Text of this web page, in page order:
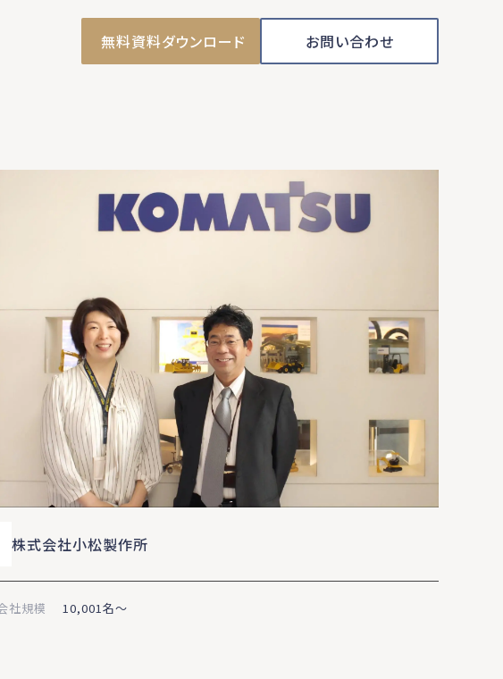
無料資料ダウンロード お問い合わせ
株式会社小松製作所
社規模 10,001名〜